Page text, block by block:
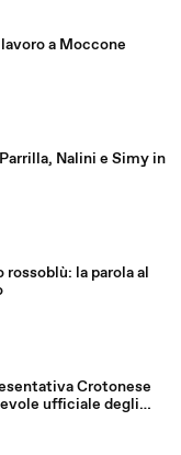
a Moccone
Nalini e Simy in
la parola al
Crotonese
ufficiale degli